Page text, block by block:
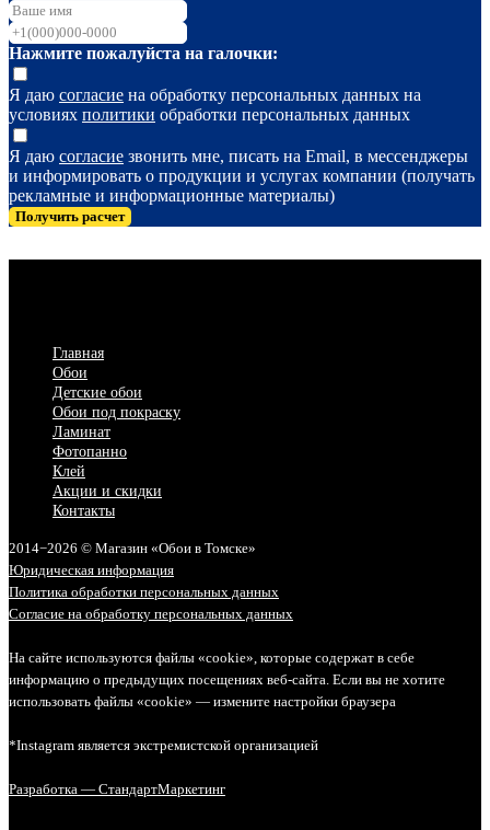
Нажмите пожалуйста на галочки:
Я даю согласие на обработку персональных данных на
условиях политики обработки персональных данных
Я даю согласие звонить мне, писать на Email, в мессенджеры
и информировать о продукции и услугах компании (получать
рекламные и информационные материалы)
Получить расчет
Главная
Обои
Детские обои
Обои под покраску
Ламинат
Фотопанно
Клей
Акции и скидки
Контакты
2014−2026 © Магазин «Обои в Томске»
Юридическая информация
Политика обработки персональных данных
Согласие на обработку персональных данных
На сайте используются файлы «cookie», которые содержат в себе
информацию о предыдущих посещениях веб-сайта. Если вы не хотите
использовать файлы «cookie» — измените настройки браузера
*Instagram является экстремистской организацией
Разработка — СтандартМаркетинг